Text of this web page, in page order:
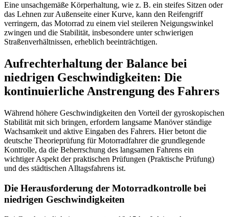
Eine unsachgemäße Körperhaltung, wie z. B. ein steifes Sitzen oder
das Lehnen zur Außenseite einer Kurve, kann den Reifengriff
verringern, das Motorrad zu einem viel steileren Neigungswinkel
zwingen und die Stabilität, insbesondere unter schwierigen
Straßenverhältnissen, erheblich beeinträchtigen.
Aufrechterhaltung der Balance bei
niedrigen Geschwindigkeiten: Die
kontinuierliche Anstrengung des Fahrers
Während höhere Geschwindigkeiten den Vorteil der gyroskopischen
Stabilität mit sich bringen, erfordern langsame Manöver ständige
Wachsamkeit und aktive Eingaben des Fahrers. Hier betont die
deutsche Theorieprüfung für Motorradfahrer die grundlegende
Kontrolle, da die Beherrschung des langsamen Fahrens ein
wichtiger Aspekt der praktischen Prüfungen (Praktische Prüfung)
und des städtischen Alltagsfahrens ist.
Die Herausforderung der Motorradkontrolle bei
niedrigen Geschwindigkeiten